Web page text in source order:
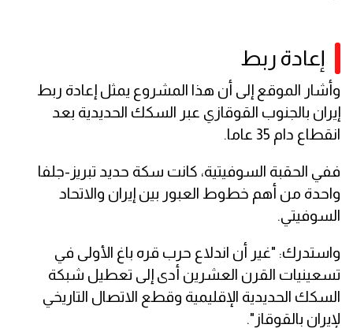
إعادة ربط
وأشار الموقع إلى أن هذا المشروع يمثل إعادة ربط
إيران بالجنوب القوقازي عبر السكك الحديدية بعد
انقطاع دام 35 عاما.
ففي الحقبة السوفيتية، كانت سكة حديد تبريز-جلفا
واحدة من أهم خطوط العبور بين إيران والاتحاد
السوفيتي.
واستدرك: "غير أن اندلاع حرب قره باغ الأولى في
تسعينيات القرن العشرين أدى إلى تعطيل شبكة
السكك الحديدية الإقليمية وقطع الاتصال التاريخي
لإيران بالقوقاز".